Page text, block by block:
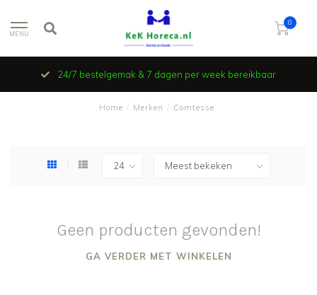
MENU
0
24/7 bestelgemak & 7 dagen per week bereikbaar
Home Merken Comtesse
Geen producten gevonden!
GA VERDER MET WINKELEN